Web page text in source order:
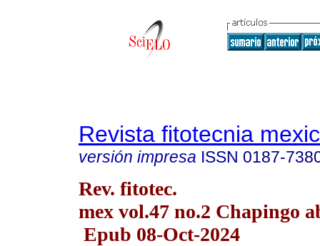
Revista fitotecnia
versión impresa ISSN 0187-
Rev. fitotec.
mex vol.47 no.2 Chapingo
Epub 08-Oct-2024